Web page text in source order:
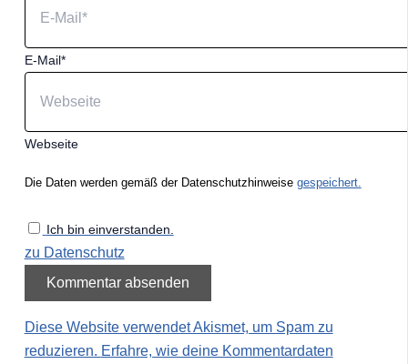
E-Mail*
Webseite
Die Daten werden gemäß der Datenschutzhinweise gespeichert.
Ich bin einverstanden.
zu Datenschutz
Diese Website verwendet Akismet, um Spam zu
reduzieren. Erfahre, wie deine Kommentardaten